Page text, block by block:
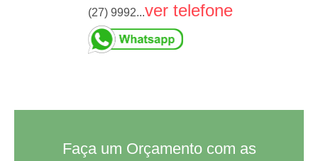
(27) 9992...ver telefone
Faça um Orçamento com as